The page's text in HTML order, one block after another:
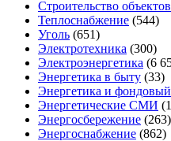
Строительство
Теплоснабжение (544)
Уголь (651)
Электротехника (300)
Электроэнергетика (6
Энергетика в быту (33)
Энергетика и
Энергетические СМИ
Энергосбережение (263)
Энергоснабжение (862)